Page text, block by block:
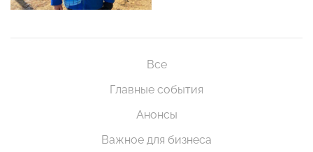
Все
Главные события
Анонсы
Важное для бизнеса